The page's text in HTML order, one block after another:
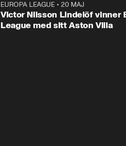
EUROPA LEAGUE • 20 MAJ
Victor Nilsson Lindelöf vinner
League med sitt Aston Villa